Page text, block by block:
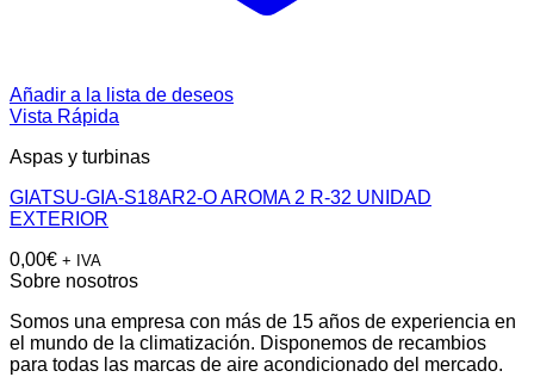
Añadir a la lista de deseos
Vista Rápida
Aspas y turbinas
GIATSU-GIA-S18AR2-O AROMA 2 R-32 UNIDAD
EXTERIOR
0,00€ + IVA
Sobre nosotros
Somos una empresa con más de 15 años de experiencia en
el mundo de la climatización. Disponemos de recambios
para todas las marcas de aire acondicionado del mercado.